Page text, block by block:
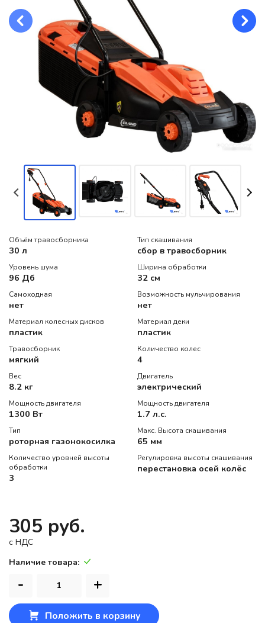
Объём травосборника
30 л
Тип скашивания
сбор в травосборник
Уровень шума
96 Дб
Ширина обработки
32 см
Самоходная
нет
Возможность мульчирования
нет
Материал колесных дисков
пластик
Материал деки
пластик
Травосборник
мягкий
Количество колес
4
Вес
8.2 кг
Двигатель
электрический
Мощность двигателя
1300 Вт
Мощность двигателя
1.7 л.с.
Тип
роторная газонокосилка
Макс. Высота скашивания
65 мм
Количество уровней высоты
обработки
3
Регулировка высоты скашивания
перестановка осей колёс
305 руб.
c НДС
Наличие товара:
- +
Положить в корзину